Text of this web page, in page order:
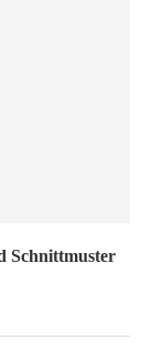
Schnittmuster